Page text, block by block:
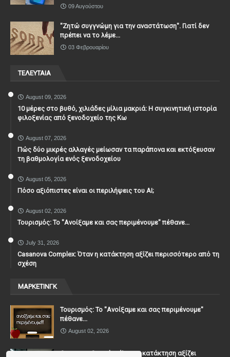
09 Αυγούστου
"Ζητώ συγγνώμη για την αναστάτωση". Γιατί δεν
πρέπει να το λέμε...
03 Φεβρουαρίου
ΤΕΛΕΥΤΑΙΑ
August 09, 2026
10 μέρες στο βυθό, χιλιάδες μίλια μακριά: Η συγκινητική ιστορία
φιλοξενίας από ξενοδοχείο της Κω
August 07, 2026
Πώς δύο μικρές αλλαγές μείωσαν τα παράπονα και εκτόξευσαν
τη βαθμολογία ενός ξενοδοχείου
August 05, 2026
Πόσο αξιόπιστες είναι οι περιλήψεις του ΑΙ;
August 02, 2026
Τουρισμός: Το "Ανοίξαμε και σας περιμένουμε" πέθανε...
July 31, 2026
Casanova Complex: Όταν η κατάκτηση αξίζει περισσότερο από τη
σχέση
ΜΑΡΚΕΤΙΝΓΚ
Τουρισμός: Το "Ανοίξαμε και σας περιμένουμε"
πέθανε...
August 02, 2026
Casanova Complex: Όταν η κατάκτηση αξίζει